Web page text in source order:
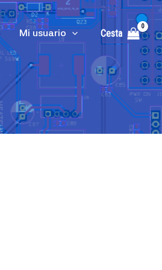
Mi usuario Cesta